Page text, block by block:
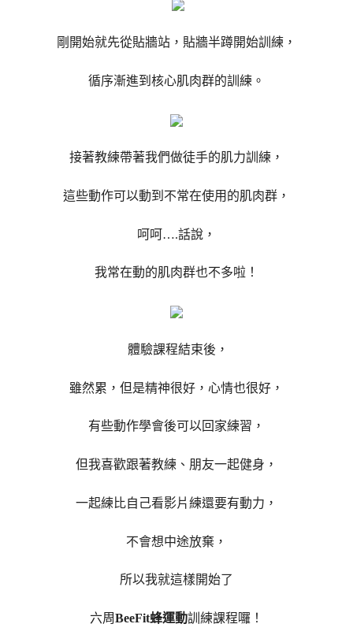
剛開始就先從貼牆站，貼牆半蹲開始訓練，
循序漸進到核心肌肉群的訓練。
接著教練帶著我們做徒手的肌力訓練，
這些動作可以動到不常在使用的肌肉群，
呵呵….話說，
我常在動的肌肉群也不多啦！
體驗課程結束後，
雖然累，但是精神很好，心情也很好，
有些動作學會後可以回家練習，
但我喜歡跟著教練、朋友一起健身，
一起練比自己看影片練還要有動力，
不會想中途放棄，
所以我就這樣開始了
六周BeeFit蜂運動訓練課程囉！